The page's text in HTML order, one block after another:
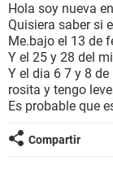
BIENESTAR
SEXUALIDAD
GLOSARIO
Hola soy nueva
Quisiera saber si
Me.bajo el 13 de
Y el 25 y 28 del
Y el dia 6 7 y 8
rosita y tengo
Es probable que
Compartir